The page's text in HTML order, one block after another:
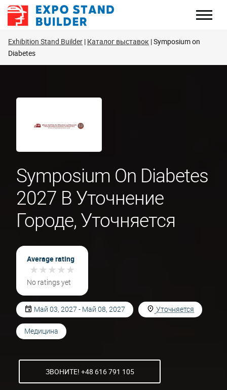
Перейти
Exhibition Stand Builder Каталог выставок Symposium on
Diabetes
Symposium On Diabetes
2027 В Уточнение
Городе, Уточняется
Average rating
★★★★★
★★★★★
No ratings yet
Май 03, 2027 - Май 08, 2027 Уточняется
Медицина
ЗВОНИТЕ! +48 616 791 105